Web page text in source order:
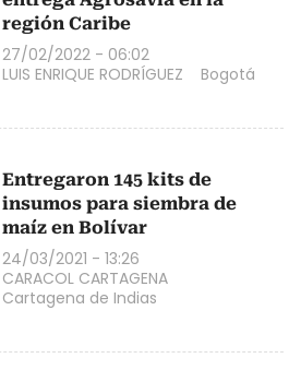
región Caribe
27/02/2022 - 06:02
LUIS ENRIQUE RODRÍGUEZ
Bogotá
Entregaron 145 kits de
insumos para siembra de
maíz en Bolívar
24/03/2021 - 13:26
CARACOL CARTAGENA
Cartagena de Indias